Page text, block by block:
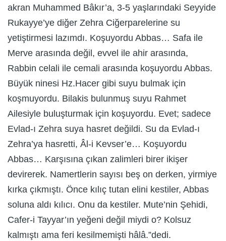
akran Muhammed Bâkır’a, 3-5 yaşlarındaki Seyyide
Rukayye’ye diğer Zehra Ciğerparelerine su
yetiştirmesi lazımdı. Koşuyordu Abbas… Safa ile
Merve arasında değil, evvel ile ahir arasında,
Rabbin celali ile cemali arasında koşuyordu Abbas.
Büyük ninesi Hz.Hacer gibi suyu bulmak için
koşmuyordu. Bilakis bulunmuş suyu Rahmet
Ailesiyle buluşturmak için koşuyordu. Evet; sadece
Evlad-ı Zehra suya hasret değildi. Su da Evlad-ı
Zehra’ya hasretti, Âl-i Kevser’e… Koşuyordu
Abbas… Karşısına çıkan zalimleri birer ikişer
devirerek. Namertlerin sayısı beş on derken, yirmiye
kırka çıkmıştı. Önce kılıç tutan elini kestiler, Abbas
soluna aldı kılıcı. Onu da kestiler. Mute’nin Şehidi,
Cafer-i Tayyar’ın yeğeni değil miydi o? Kolsuz
kalmıştı ama feri kesilmemişti hâlâ.”dedi.